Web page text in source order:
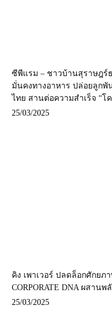
ซีพีแรม – ชาวบ้านสุราษฎร์
มั่นคงทางอาหาร ปล่อยลูกพั
ไทย สานต่อความสำเร็จ “โ
25/03/2025
คิง เพาเวอร์ ปลดล็อกศักยภ
CORPORATE DNA ผสาน
25/03/2025